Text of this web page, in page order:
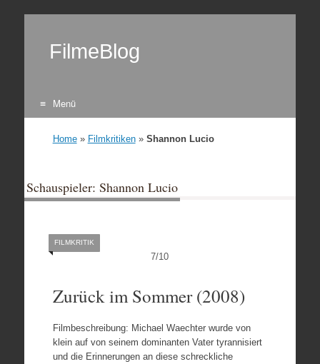
FilmeBlog
Menü
Home» Filmkritiken» Shannon Lucio
Schauspieler: Shannon Lucio
7/10
FILMKRITIK
Zurück im Sommer (2008)
Filmbeschreibung: Michael Waechter wurde von
klein auf von seinem dominanten Vater tyrannisiert
und die Erinnerungen an diese schreckliche